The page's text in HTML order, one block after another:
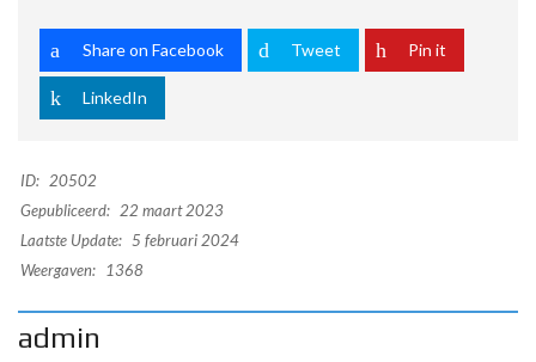
Share on Facebook Tweet Pin it
LinkedIn
ID: 20502
Gepubliceerd: 22 maart 2023
Laatste Update: 5 februari 2024
Weergaven:
1368
admin